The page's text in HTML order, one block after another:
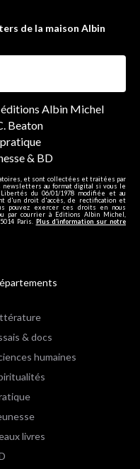
de la maison Albin
éditions Albin Michel
Beaton
pratique
& BD
et sont collectées et traitées par
newsletters au format digital si vous le
du 06/01/1978 modifiée et au
d'un droit d'accès, de rectification et
pouvez exercer ces droits en nous
par courrier à Editions Albin Michel,
Paris. Plus d’information sur notre
& docs
humaines
livres